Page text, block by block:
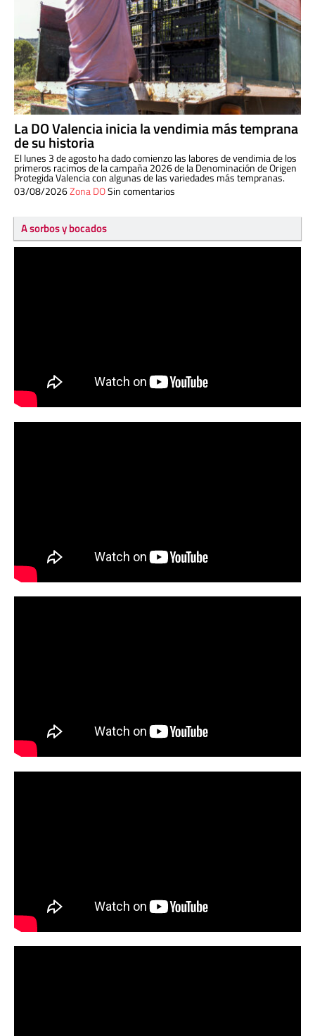
La DO Valencia inicia la vendimia más temprana
de su historia
El lunes 3 de agosto ha dado comienzo las labores de vendimia de los
primeros racimos de la campaña 2026 de la Denominación de Origen
Protegida Valencia con algunas de las variedades más tempranas.
03/08/2026Zona DOSin comentarios
A sorbos y bocados